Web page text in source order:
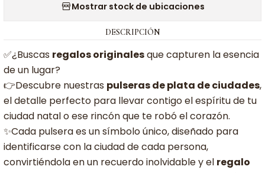
Mostrar stock de ubicaciones
DESCRIPCIÓN
✅¿Buscas regalos originalesque capturen la esencia
de un lugar?
👉Descubre nuestras pulseras de plata de ciudades,
el detalle perfecto para llevar contigo el espíritu de tu
ciudad natal o ese rincón que te robó el corazón.
✨Cada pulsera es un símbolo único, diseñado para
identificarse con la ciudad de cada persona,
convirtiéndola en un recuerdo inolvidable y el regalo